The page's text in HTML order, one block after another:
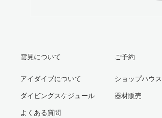
雲見について
アイダイブについて
ダイビングスケジュール
よくある質問
ご予約
ショップハウス
器材販売